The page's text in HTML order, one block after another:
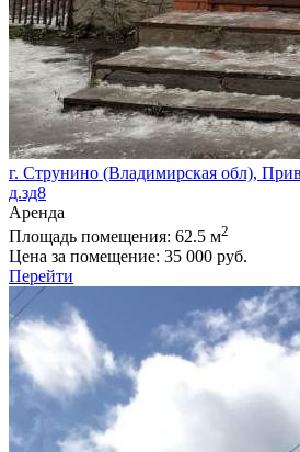
г. Струнино (Владимирская обл),
д.зд8
Аренда
Площадь помещения: 62.5 м2
Цена за помещение: 35 000 руб.
Перейти